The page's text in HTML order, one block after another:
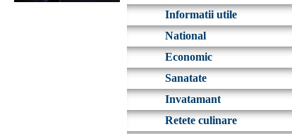
Informatii utile
National
Economic
Sanatate
Invatamant
Retete culinare